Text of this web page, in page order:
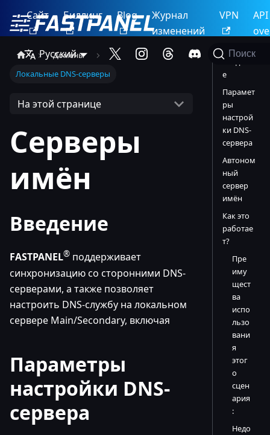
Сайт Биллинг Blog
Журнал
изменений
VPN
API
Русский
Поиск
Домены
Локальные DNS-серверы
На этой странице
Серверы
имён
Введение
FASTPANEL® поддерживает
синхронизацию со сторонними DNS-
серверами, а также позволяет
настроить DNS-службу на локальном
сервере Main/Secondary, включая
Параметры
настройки DNS-
сервера
Введени
е
Парамет
ры
настрой
ки DNS-
сервера
Автоном
ный
сервер
имён
Как это
работае
т?
Пре
иму
щест
ва
испо
льзо
вани
я
этог
о
сцен
ария
:
Недо